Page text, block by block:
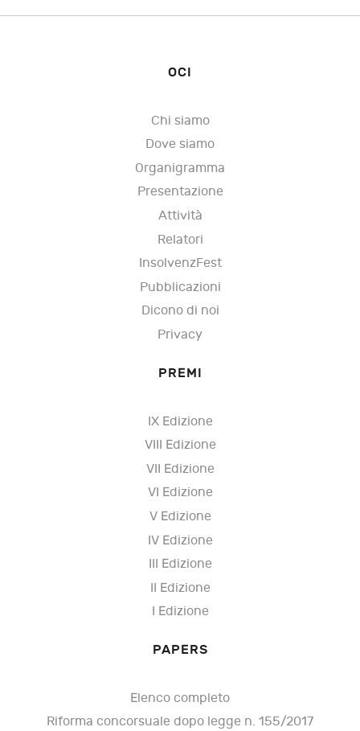
OCI
Chi siamo
Dove siamo
Organigramma
Presentazione
Attività
Relatori
InsolvenzFest
Pubblicazioni
Dicono di noi
Privacy
PREMI
IX Edizione
VIII Edizione
VII Edizione
VI Edizione
V Edizione
IV Edizione
III Edizione
II Edizione
I Edizione
PAPERS
Elenco completo
Riforma concorsuale dopo legge n. 155/2017